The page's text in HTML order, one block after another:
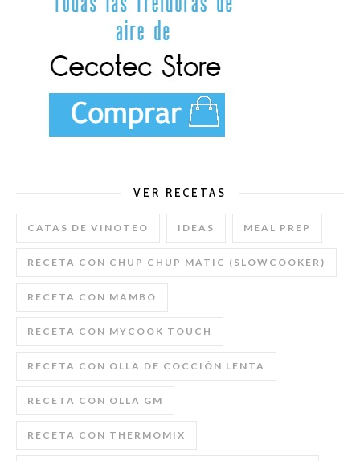
VER RECETAS
CATAS DE VINOTEO IDEAS MEAL PREP
RECETA CON CHUP CHUP MATIC (SLOWCOOKER)
RECETA CON MAMBO
RECETA CON MYCOOK TOUCH
RECETA CON OLLA DE COCCIÓN LENTA
RECETA CON OLLA GM
RECETA CON THERMOMIX